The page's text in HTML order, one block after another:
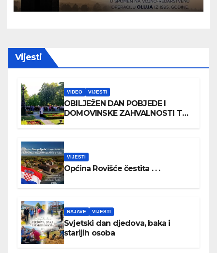
Vijesti
VIDEO VIJESTI
OBILJEŽEN DAN POBJEDE I
DOMOVINSKE ZAHVALNOSTI TE
VIJESTI
Općina Rovišće čestita . . .
NAJAVE VIJESTI
Svjetski dan djedova, baka i
starijih osoba